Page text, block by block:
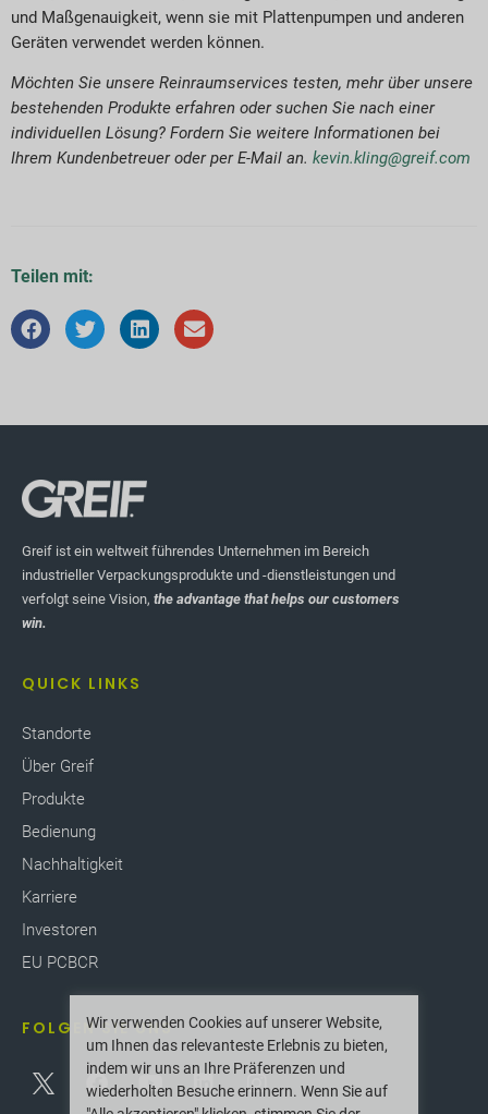
und Maßgenauigkeit, wenn sie mit Plattenpumpen und anderen
Geräten verwendet werden können.
Möchten Sie unsere Reinraumservices testen, mehr über unsere
bestehenden Produkte erfahren oder suchen Sie nach einer
individuellen Lösung? Fordern Sie weitere Informationen bei
Ihrem Kundenbetreuer oder per E-Mail an. kevin.kling@greif.com
Teilen mit:
Greif ist ein weltweit führendes Unternehmen im Bereich
industrieller Verpackungsprodukte und -dienstleistungen und
verfolgt seine Vision, the advantage that helps our customers
win.
QUICK LINKS
Standorte
Über Greif
Produkte
Bedienung
Nachhaltigkeit
Karriere
Investoren
EU PCBCR
FOLGEN SIE UNS
Wir verwenden Cookies auf unserer Website,
um Ihnen das relevanteste Erlebnis zu bieten,
indem wir uns an Ihre Präferenzen und
wiederholten Besuche erinnern. Wenn Sie auf